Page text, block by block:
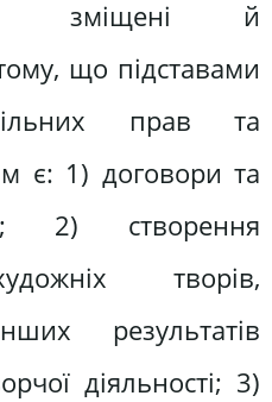
зміщені й
що підставами
прав та
є: 1) договори та
2) створення
творів,
результатів
діяльності; 3)